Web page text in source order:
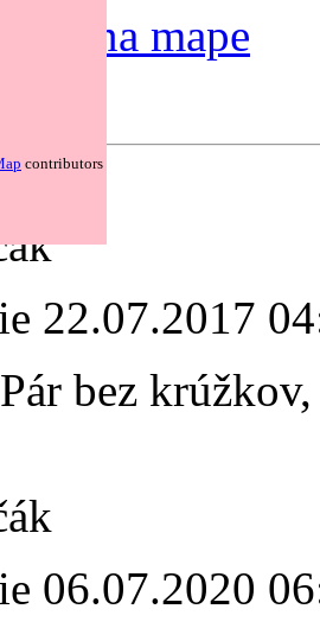
contributors
na mape
22.07.2017
bez
06.07.2020